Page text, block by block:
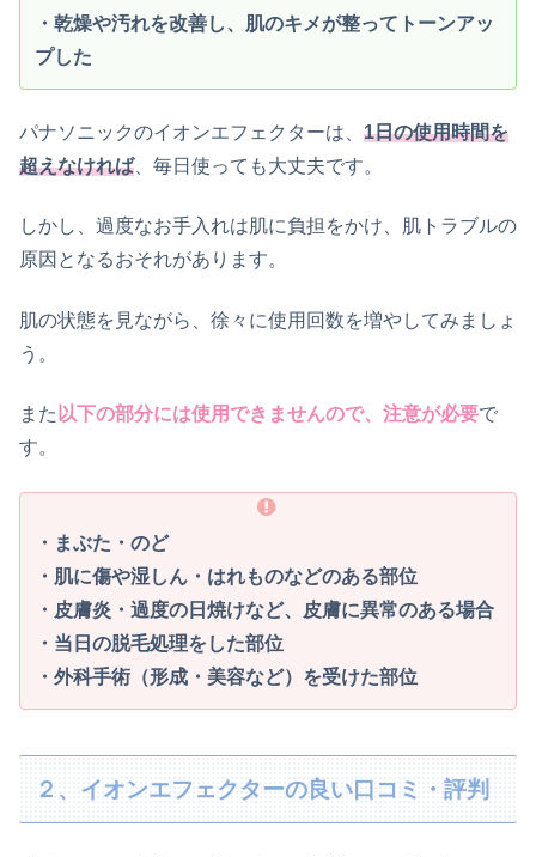
・乾燥や汚れを改善し、肌のキメが整ってトーンアッ
プした
パナソニックのイオンエフェクターは、 1日の使用時間を
超えなければ、毎日使っても大丈夫です。
しかし、過度なお手入れは肌に負担をかけ、肌トラブルの
原因となるおそれがあります。
肌の状態を見ながら、徐々に使用回数を増やしてみましょ
う。
また 以下の部分には使用できませんので、注意が必要で
す。
・まぶた・のど
・肌に傷や湿しん・はれものなどのある部位
・皮膚炎・過度の日焼けなど、皮膚に異常のある場合
・当日の脱毛処理をした部位
・外科手術（形成・美容など）を受けた部位
２、イオンエフェクターの良い口コミ・評判